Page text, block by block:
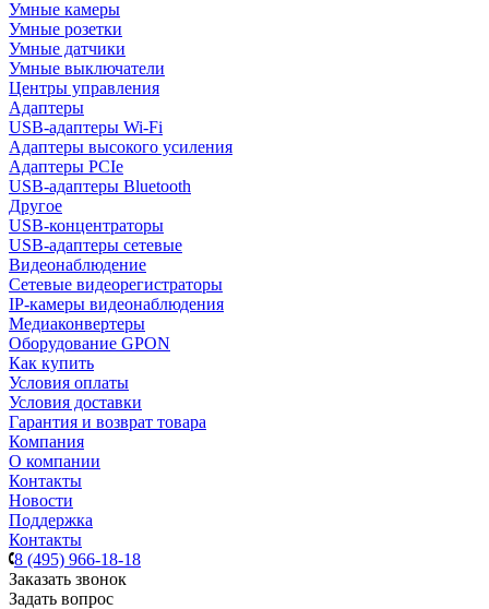
Умные камеры
Умные розетки
Умные датчики
Умные выключатели
Центры управления
Адаптеры
USB-адаптеры Wi-Fi
Адаптеры высокого усиления
Адаптеры PCIe
USB-адаптеры Bluetooth
Другое
USB-концентраторы
USB-адаптеры сетевые
Видеонаблюдение
Сетевые видеорегистраторы
IP-камеры видеонаблюдения
Медиаконвертеры
Оборудование GPON
Как купить
Условия оплаты
Условия доставки
Гарантия и возврат товара
Компания
О компании
Контакты
Новости
Поддержка
Контакты
8 (495) 966-18-18
Заказать звонок
Задать вопрос